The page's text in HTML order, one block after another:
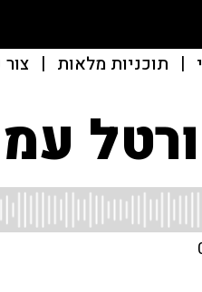
| תוכניות מלאות |